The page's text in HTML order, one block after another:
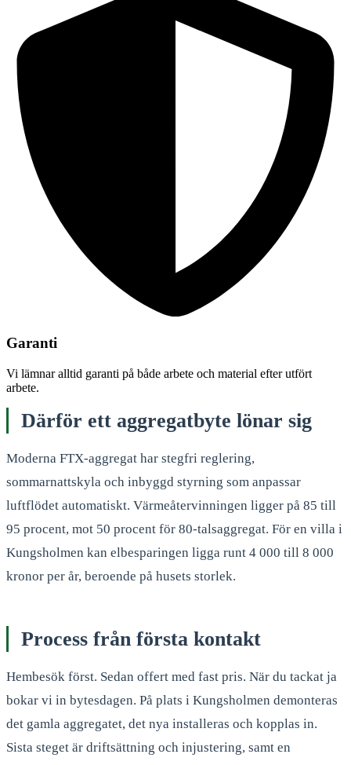
Garanti
Vi lämnar alltid garanti på både arbete och material efter utfört
arbete.
Därför ett aggregatbyte lönar sig
Moderna FTX-aggregat har stegfri reglering,
sommarnattskyla och inbyggd styrning som anpassar
luftflödet automatiskt. Värmeåtervinningen ligger på 85 till
95 procent, mot 50 procent för 80-talsaggregat. För en villa i
Kungsholmen kan elbesparingen ligga runt 4 000 till 8 000
kronor per år, beroende på husets storlek.
Process från första kontakt
Hembesök först. Sedan offert med fast pris. När du tackat ja
bokar vi in bytesdagen. På plats i Kungsholmen demonteras
det gamla aggregatet, det nya installeras och kopplas in.
Sista steget är driftsättning och injustering, samt en